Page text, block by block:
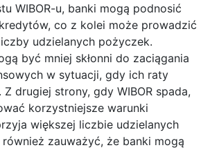
WIBOR-u, banki mogą podnosić
co z kolei może prowadzić
udzielanych pożyczek.
być mniej skłonni do zaciągania
w sytuacji, gdy ich raty
drugiej strony, gdy WIBOR spada,
korzystniejsze warunki
większej liczbie udzielanych
zauważyć, że banki mogą